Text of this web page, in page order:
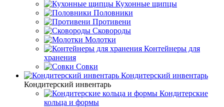
Кухонные щипцы
Половники
Противени
Сковороды
Молотки
Контейнеры для
хранения
Совки
Кондитерский инвентарь
Кондитерский инвентарь
Кондитерские
кольца и формы